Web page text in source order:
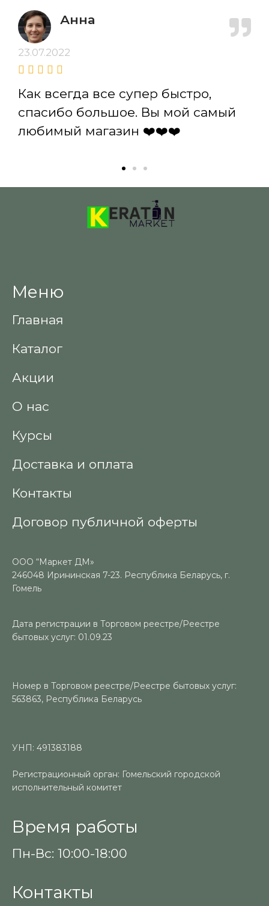
Анна
23.07.2022
Как всегда все супер быстро,
спасибо большое. Вы мой самый
любимый магазин ❤️❤️❤️
Меню
Главная
Каталог
Акции
О нас
Курсы
Доставка и оплата
Контакты
Договор публичной оферты
ООО “Маркет ДМ»
246048 Ирининская 7-23. Республика Беларусь, г.
Гомель
Дата регистрации в Торговом реестре/Реестре
бытовых услуг: 01.09.23
Номер в Торговом реестре/Реестре бытовых услуг:
563863, Республика Беларусь
УНП: 491383188
Регистрационный орган: Гомельский городской
исполнительный комитет
Время работы
Пн-Вс: 10:00-18:00
Контакты